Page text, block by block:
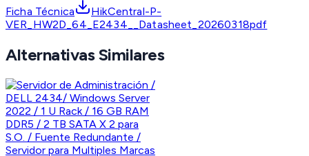
Ficha Técnica
HikCentral-P-
VER_HW2D_64_E2434__Datasheet_20260318pdf
Alternativas Similares